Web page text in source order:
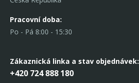
Pracovní doba:
Po - Pá 8:00 - 15:30
Zákaznická linka a stav objednávek:
+420 724 888 180